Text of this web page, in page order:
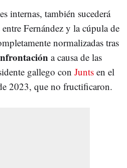
internas, también sucederá
Fernández y la cúpula de
normalizadas tras
a causa de las
gallego con Junts en el
2023, que no fructificaron.